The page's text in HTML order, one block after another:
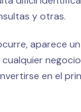
y otras.
aparece
en el